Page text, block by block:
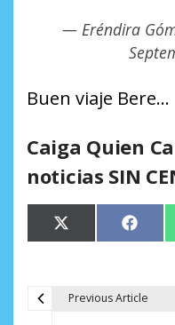
— Eréndira
Buen viaje Bere…
Caiga Quien
noticias SIN
Compartir
en
X
(Twitter) en
Previous Article